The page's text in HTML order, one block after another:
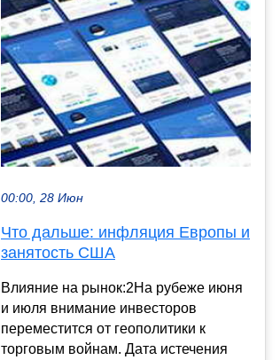
00:00, 28 Июн
Что дальше: инфляция Европы и
занятость США
Влияние на рынок:2На рубеже июня
и июля внимание инвесторов
переместится от геополитики к
торговым войнам. Дата истечения